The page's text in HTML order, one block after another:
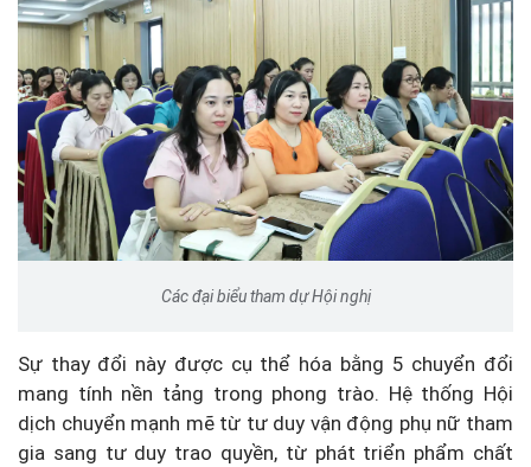
Các đại biểu tham dự Hội nghị
Sự thay đổi này được cụ thể hóa bằng 5 chuyển đổi
mang tính nền tảng trong phong trào. Hệ thống Hội
dịch chuyển mạnh mẽ từ tư duy vận động phụ nữ tham
gia sang tư duy trao quyền, từ phát triển phẩm chất